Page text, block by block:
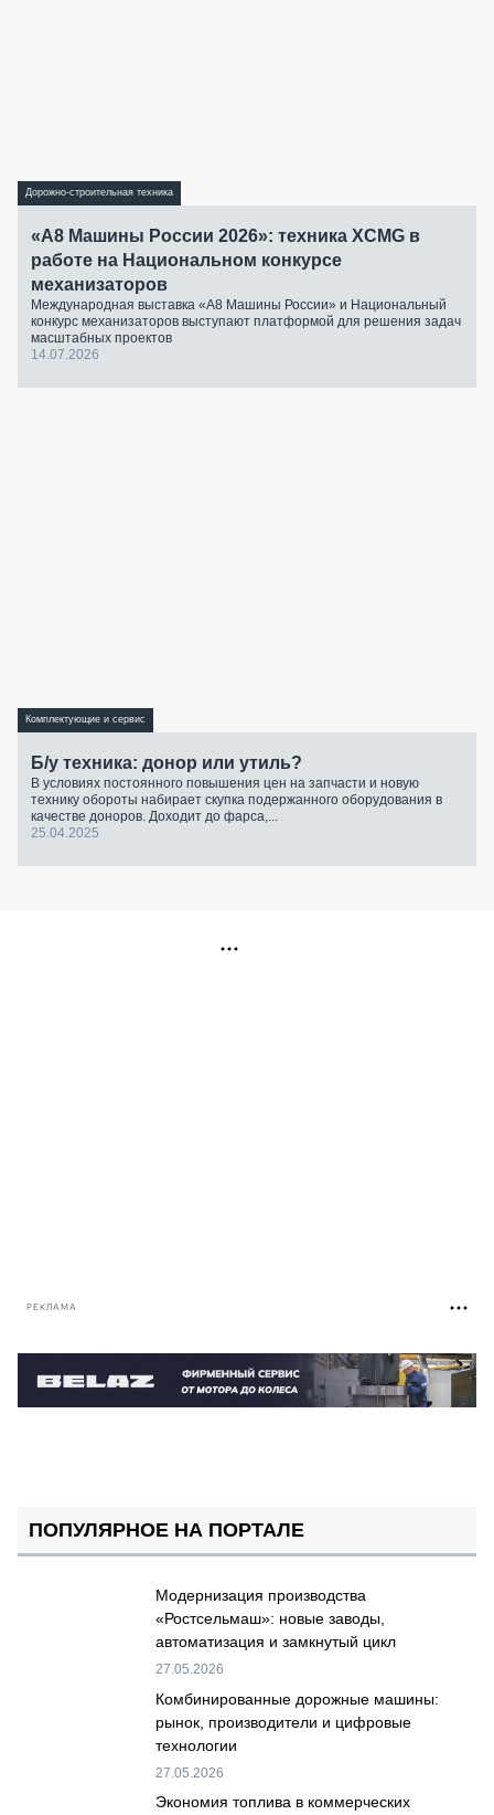
Дорожно-строительная техника
«А8 Машины России 2026»: техника XCMG в
работе на Национальном конкурсе
механизаторов
Международная выставка «А8 Машины России» и Национальный
конкурс механизаторов выступают платформой для решения задач
масштабных проектов
14.07.2026
Комплектующие и сервис
Б/у техника: донор или утиль?
В условиях постоянного повышения цен на запчасти и новую
технику обороты набирает скупка подержанного оборудования в
качестве доноров. Доходит до фарса,...
25.04.2025
РЕКЛАМА
ПОПУЛЯРНОЕ НА ПОРТАЛЕ
Модернизация производства
«Ростсельмаш»: новые заводы,
автоматизация и замкнутый цикл
27.05.2026
Комбинированные дорожные машины:
рынок, производители и цифровые
технологии
27.05.2026
Экономия топлива в коммерческих